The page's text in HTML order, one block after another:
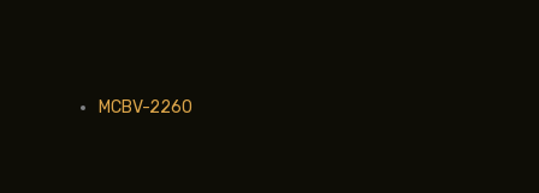
MCBV-2260